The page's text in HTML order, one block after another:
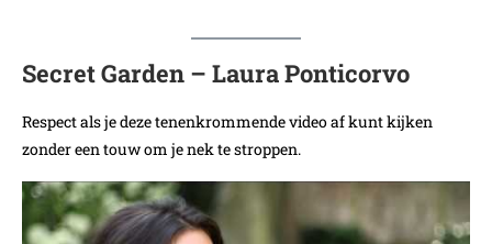
Secret Garden – Laura Ponticorvo
Respect als je deze tenenkrommende video af kunt kijken
zonder een touw om je nek te stroppen.